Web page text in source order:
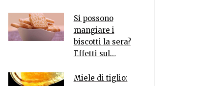
Si possono
mangiare i
biscotti la sera?
Effetti sul…
Miele di tiglio: